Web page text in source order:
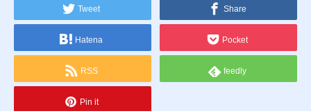
Tweet Share
Hatena Pocket
RSS feedly
Pin it